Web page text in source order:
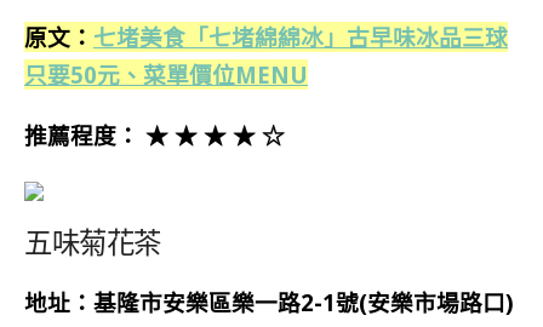
原文： 七堵美食「七堵綿綿冰」古早味冰品三球
只要50元、菜單價位MENU
推薦程度： ★ ★ ★ ★ ☆
五味菊花茶
地址：基隆市安樂區樂一路2-1號(安樂市場路口)